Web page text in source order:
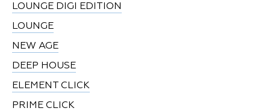
LOUNGE DIGI EDITION
LOUNGE
NEW AGE
DEEP HOUSE
ELEMENT CLICK
PRIME CLICK